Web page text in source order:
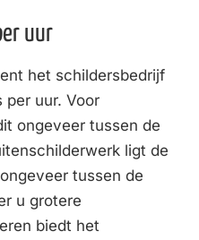
uur
het schildersbedrijf
per uur. Voor
ongeveer tussen de
ligt de
tussen de
u grotere
biedt het